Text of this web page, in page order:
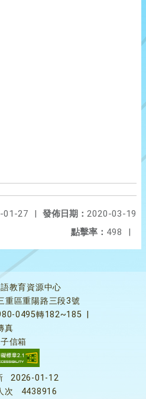
發佈日期： 2020-03-19
01-27
|
點擊率： 498 |
教育資源中心
重區重陽路三段3號
0495轉182~185
真
信箱
2026-01-12
次
4438916